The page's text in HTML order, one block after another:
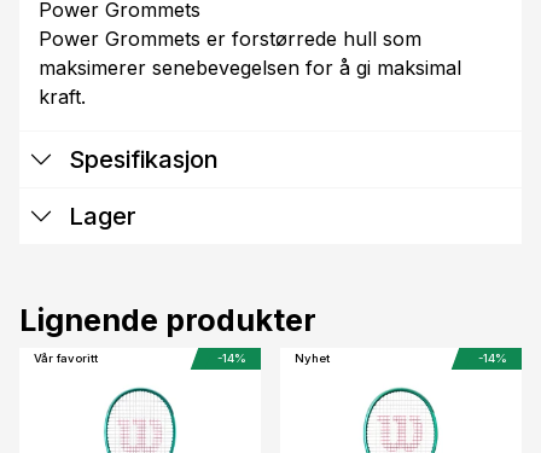
Power Grommets
Power Grommets er forstørrede hull som
maksimerer senebevegelsen for å gi maksimal
kraft.
Spesifikasjon
Lager
Lignende produkter
Vår favoritt -14% Nyhet -14%